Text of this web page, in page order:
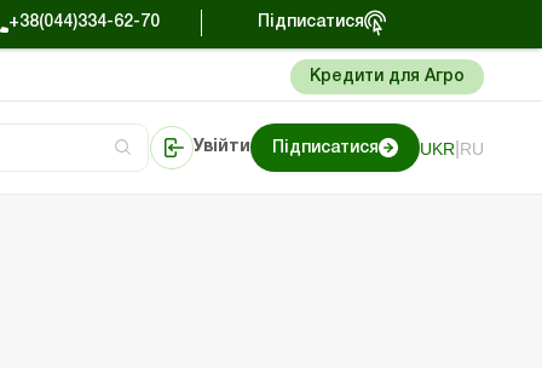
+38(044)334-62-70 Підписатися
Кредити для Агро
Увійти Підписатися UKR RU